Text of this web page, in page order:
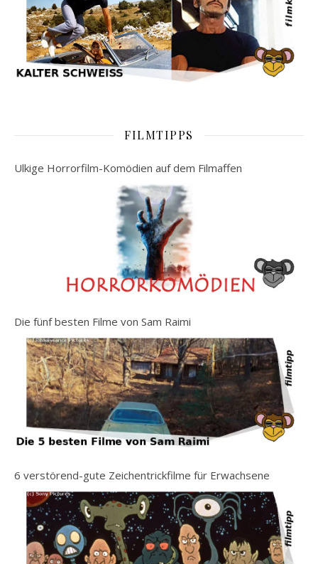
FILMTIPPS
Ulkige Horrorfilm-Komödien auf dem Filmaffen
Die fünf besten Filme von Sam Raimi
6 verstörend-gute Zeichentrickfilme für Erwachsene